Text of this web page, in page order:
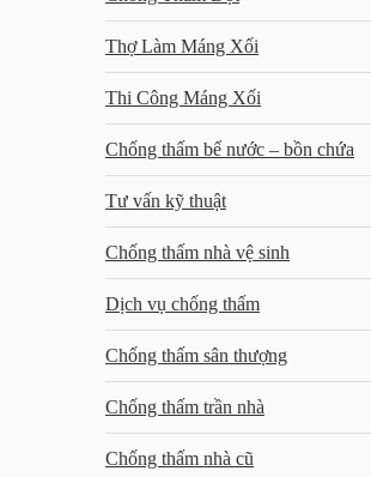
Thợ Làm Máng Xối
Thi Công Máng Xối
Chống thấm bể nước – bồn chứa
Tư vấn kỹ thuật
Chống thấm nhà vệ sinh
Dịch vụ chống thấm
Chống thấm sân thượng
Chống thấm trần nhà
Chống thấm nhà cũ